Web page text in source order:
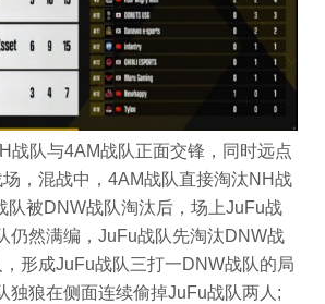
战队与4AM战队正面交锋，同时远点
，混战中，4AM战队直接淘汰NH战
队被DNW战队淘汰后，场上JuFu战
仍然满编，JuFu战队先淘汰DNW战
形成JuFu战队三打一DNW战队的局
独狼在侧面连续偷掉JuFu战队两人;